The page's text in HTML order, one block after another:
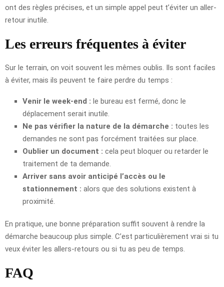
ont des règles précises, et un simple appel peut t’éviter un aller-
retour inutile.
Les erreurs fréquentes à éviter
Sur le terrain, on voit souvent les mêmes oublis. Ils sont faciles
à éviter, mais ils peuvent te faire perdre du temps :
Venir le week-end : le bureau est fermé, donc le
déplacement serait inutile.
Ne pas vérifier la nature de la démarche : toutes les
demandes ne sont pas forcément traitées sur place.
Oublier un document : cela peut bloquer ou retarder le
traitement de ta demande.
Arriver sans avoir anticipé l’accès ou le
stationnement : alors que des solutions existent à
proximité.
En pratique, une bonne préparation suffit souvent à rendre la
démarche beaucoup plus simple. C’est particulièrement vrai si tu
veux éviter les allers-retours ou si tu as peu de temps.
FAQ